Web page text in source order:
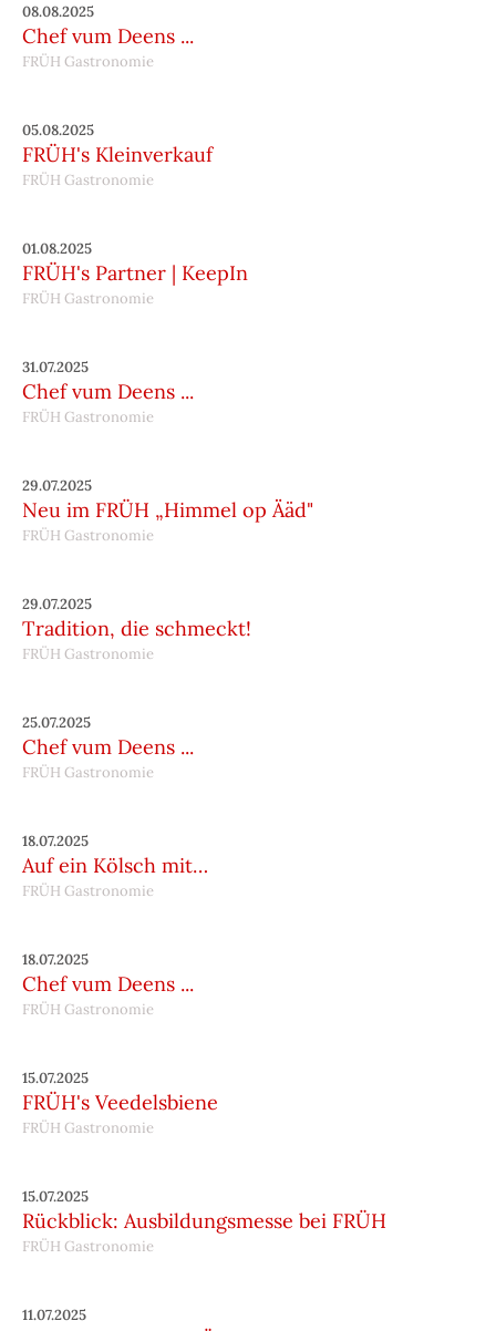
08.08.2025
Chef vum Deens ...
FRÜH Gastronomie
05.08.2025
FRÜH's Kleinverkauf
FRÜH Gastronomie
01.08.2025
FRÜH's Partner | KeepIn
FRÜH Gastronomie
31.07.2025
Chef vum Deens ...
FRÜH Gastronomie
29.07.2025
Neu im FRÜH „Himmel op Ääd"
FRÜH Gastronomie
29.07.2025
Tradition, die schmeckt!
FRÜH Gastronomie
25.07.2025
Chef vum Deens ...
FRÜH Gastronomie
18.07.2025
Auf ein Kölsch mit…
FRÜH Gastronomie
18.07.2025
Chef vum Deens ...
FRÜH Gastronomie
15.07.2025
FRÜH's Veedelsbiene
FRÜH Gastronomie
15.07.2025
Rückblick: Ausbildungsmesse bei FRÜH
FRÜH Gastronomie
11.07.2025